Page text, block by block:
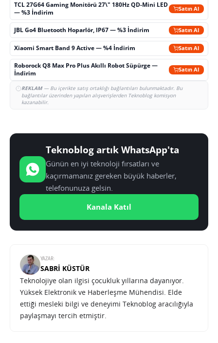
TCL 27G64 Gaming Monitörü 27\" 180Hz QD-Mini LED
— %3 İndirim
Satın Al
JBL Go4 Bluetooth Hoparlör, IP67 — %3 İndirim Satın Al
Xiaomi Smart Band 9 Active — %4 İndirim Satın Al
Roborock Q8 Max Pro Plus Akıllı Robot Süpürge —
İndirim
Satın Al
REKLAM— Bu içerikte satış ortaklığı bağlantıları bulunmaktadır. Bu
bağlantılar üzerinden yapılan alışverişlerden Teknoblog komisyon
kazanabilir.
Teknoblog artık WhatsApp'ta
Günün en iyi teknoloji fırsatları ve
kaçırmamanız gereken büyük haberler,
telefonunuza gelsin.
Kanala Katıl
YAZAR:
SABRI KÜSTÜR
Teknolojiye olan ilgisi çocukluk yıllarına dayanıyor.
Yüksek Elektronik ve Haberleşme Mühendisi. Elde
ettiği mesleki bilgi ve deneyimi Teknoblog aracılığıyla
paylaşmayı tercih etmiştir.